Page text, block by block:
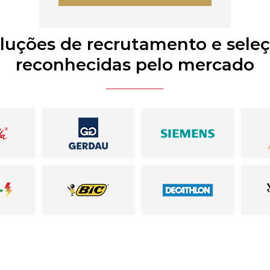
de recrutamento e
reconhecidas pelo mercado